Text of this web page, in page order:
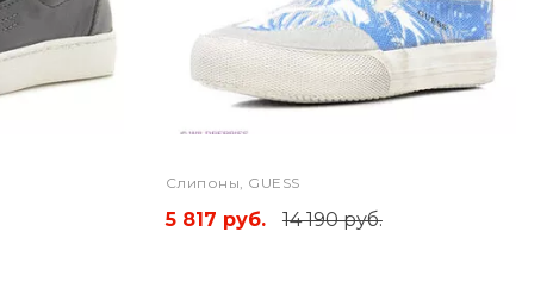
Слипоны, GUESS
5 817 руб. 14 190 руб.